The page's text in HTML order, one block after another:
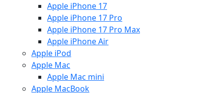
Apple iPhone 17
Apple iPhone 17 Pro
Apple iPhone 17 Pro Max
Apple iPhone Air
Apple iPod
Apple Mac
Apple Mac mini
Apple MacBook